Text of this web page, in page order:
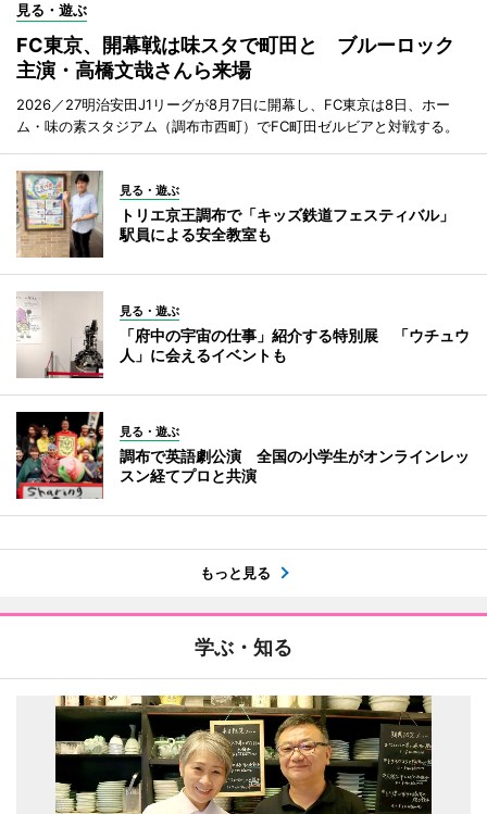
見る・遊ぶ
FC東京、開幕戦は味スタで町田と ブルーロック
主演・高橋文哉さんら来場
2026／27明治安田J1リーグが8月7日に開幕し、FC東京は8日、ホー
ム・味の素スタジアム（調布市西町）でFC町田ゼルビアと対戦する。
見る・遊ぶ
トリエ京王調布で「キッズ鉄道フェスティバル」
駅員による安全教室も
見る・遊ぶ
「府中の宇宙の仕事」紹介する特別展 「ウチュウ
人」に会えるイベントも
見る・遊ぶ
調布で英語劇公演 全国の小学生がオンラインレッ
スン経てプロと共演
もっと見る
学ぶ・知る